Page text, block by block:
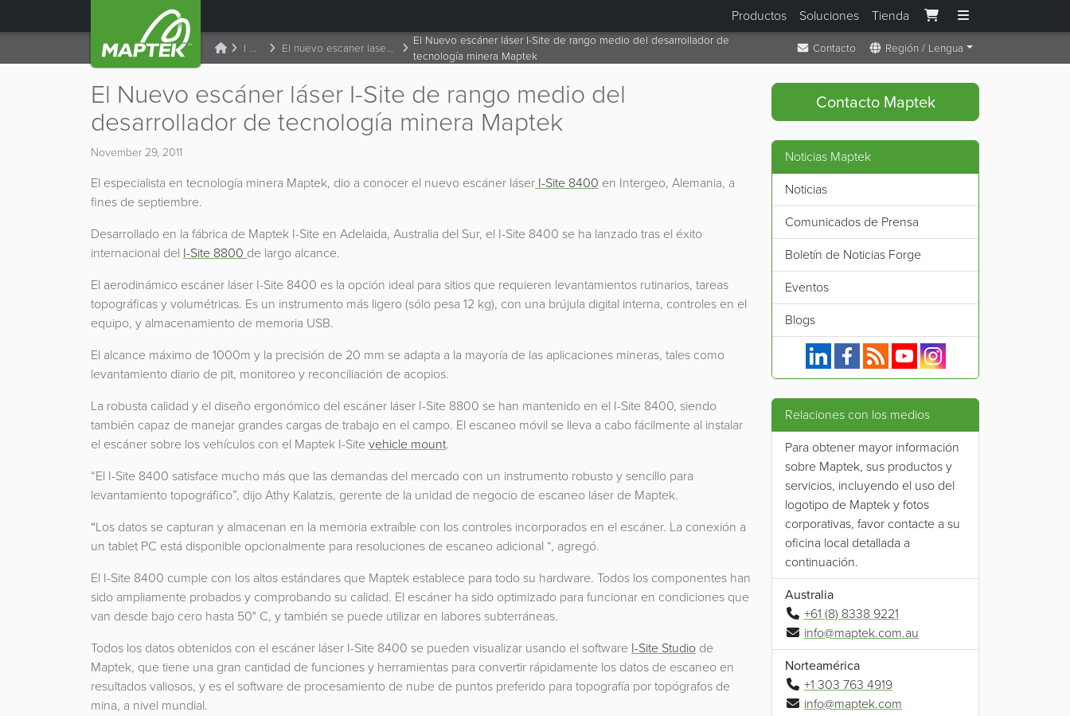
Productos Soluciones Tienda
I Site El nuevo escaner laser i site de rango medio del desarrollador de tecnologia minera maptek
El Nuevo escáner láser I-Site de rango medio del desarrollador de
tecnología minera Maptek
Contacto Región / Lengua
El Nuevo escáner láser I-Site de rango medio del
desarrollador de tecnología minera Maptek
November 29, 2011
El especialista en tecnología minera Maptek, dio a conocer el nuevo escáner láser I-Site 8400 en Intergeo, Alemania, a
fines de septiembre.
Desarrollado en la fábrica de Maptek I-Site en Adelaida, Australia del Sur, el I-Site 8400 se ha lanzado tras el éxito
internacional del I-Site 8800 de largo alcance.
El aerodinámico escáner láser I-Site 8400 es la opción ideal para sitios que requieren levantamientos rutinarios, tareas
topográficas y volumétricas. Es un instrumento más ligero (sólo pesa 12 kg), con una brújula digital interna, controles en el
equipo, y almacenamiento de memoria USB.
El alcance máximo de 1000m y la precisión de 20 mm se adapta a la mayoría de las aplicaciones mineras, tales como
levantamiento diario de pit, monitoreo y reconciliación de acopios.
La robusta calidad y el diseño ergonómico del escáner láser I-Site 8800 se han mantenido en el I-Site 8400, siendo
también capaz de manejar grandes cargas de trabajo en el campo. El escaneo móvil se lleva a cabo fácilmente al instalar
el escáner sobre los vehículos con el Maptek I-Sitevehicle mount.
“El I-Site 8400 satisface mucho más que las demandas del mercado con un instrumento robusto y sencillo para
levantamiento topográfico”, dijo Athy Kalatzis, gerente de la unidad de negocio de escaneo láser de Maptek.
“Los datos se capturan y almacenan en la memoria extraíble con los controles incorporados en el escáner. La conexión a
un tablet PC está disponible opcionalmente para resoluciones de escaneo adicional “, agregó.
El I-Site 8400 cumple con los altos estándares que Maptek establece para todo su hardware. Todos los componentes han
sido ampliamente probados y comprobando su calidad. El escáner ha sido optimizado para funcionar en condiciones que
van desde bajo cero hasta 50° C, y también se puede utilizar en labores subterráneas.
Todos los datos obtenidos con el escáner láser I-Site 8400 se pueden visualizar usando el software I-Site Studio de
Maptek, que tiene una gran cantidad de funciones y herramientas para convertir rápidamente los datos de escaneo en
resultados valiosos, y es el software de procesamiento de nube de puntos preferido para topografía por topógrafos de
mina, a nivel mundial.
Contacto Maptek
Noticias Maptek
Noticias
Comunicados de Prensa
Boletín de Noticias Forge
Eventos
Blogs
Maptek en Linkedin.
Maptek en Facebook.
Fuente RSS de Maptek.
Maptek en YouTube.
Maptek en Instagram.
Relaciones con los medios
Para obtener mayor información
sobre Maptek, sus productos y
servicios, incluyendo el uso del
logotipo de Maptek y fotos
corporativas, favor contacte a su
oficina local detallada a
continuación.
Australia
+61 (8) 8338 9221
info@maptek.com.au
Norteamérica
+1 303 763 4919
info@maptek.com